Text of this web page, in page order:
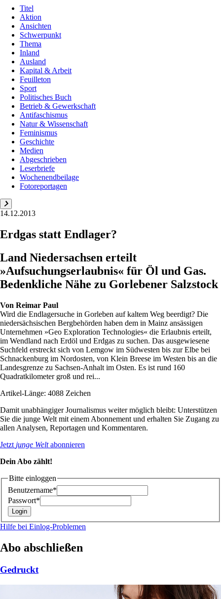
Titel
Aktion
Ansichten
Schwerpunkt
Thema
Inland
Ausland
Kapital & Arbeit
Feuilleton
Sport
Politisches Buch
Betrieb & Gewerkschaft
Antifaschismus
Natur & Wissenschaft
Feminismus
Geschichte
Medien
Abgeschrieben
Leserbriefe
Wochenendbeilage
Fotoreportagen
14.12.2013
Erdgas statt Endlager?
Land Niedersachsen erteilt
»Aufsuchungserlaubnis« für Öl und Gas.
Bedenkliche Nähe zu Gorlebener Salzstock
Von Reimar Paul
Wird die Endlagersuche in Gorleben auf kaltem Weg beerdigt? Die
niedersächsischen Bergbehörden haben dem in Mainz ansässigen
Unternehmen »Geo Exploration Technologies« die Erlaubnis erteilt,
im Wendland nach Erdöl und Erdgas zu suchen. Das ausgewiesene
Suchfeld erstreckt sich von Lemgow im Südwesten bis zur Elbe bei
Schnackenburg im Nordosten, von Klein Breese im Westen bis an die
Landesgrenze zu Sachsen-Anhalt im Osten. Es ist rund 160
Quadratkilometer groß und rei...
Artikel-Länge: 4088 Zeichen
Damit unabhängiger Journalismus weiter möglich bleibt: Unterstützen
Sie die junge Welt mit einem Abonnement und erhalten Sie Zugang zu
allen Analysen, Reportagen und Kommentaren.
Jetzt junge Weltabonnieren
Dein Abo zählt!
Bitte einloggen
Benutzername*
Passwort*
Hilfe bei Einlog-Problemen
Abo abschließen
Gedruckt